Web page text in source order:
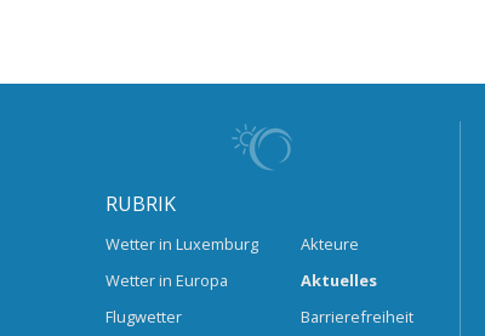
RUBRIK
Wetter in Luxemburg
Wetter in Europa
Flugwetter
Akteure
Aktuelles
Barrierefreiheit